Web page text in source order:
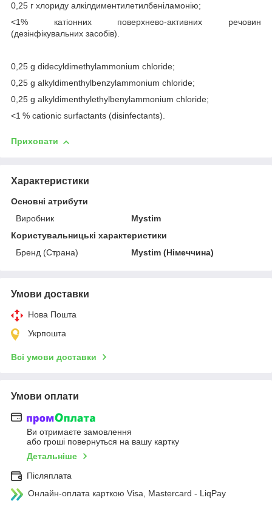
0,25 г хлориду алкілдиментилетилбеніламонію;
<1% катіонних поверхнево-активних речовин
(дезінфікувальних засобів).
0,25 g didecyldimethylammonium chloride;
0,25 g alkyldimenthylbenzylammonium chloride;
0,25 g alkyldimenthylethylbenylammonium chloride;
<1 % cationic surfactants (disinfectants).
Приховати
Характеристики
Основні атрибути
Виробник
Mystim
Користувальницькі характеристики
Бренд (Страна)
Mystim (Німеччина)
Умови доставки
Нова Пошта
Укрпошта
Всі умови доставки
Умови оплати
Ви отримаєте замовлення
або гроші повернуться на вашу картку
Детальніше
Післяплата
Онлайн-оплата карткою Visa, Mastercard - LiqPay